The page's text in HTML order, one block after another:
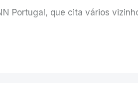
Portugal, que cita vários